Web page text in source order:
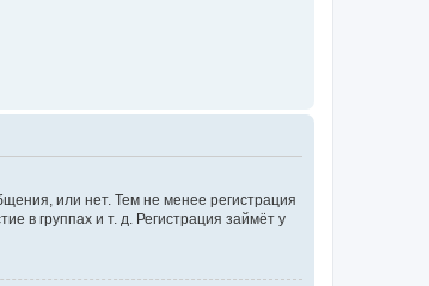
или нет. Тем не менее регистрация
в группах и т. д. Регистрация займёт у